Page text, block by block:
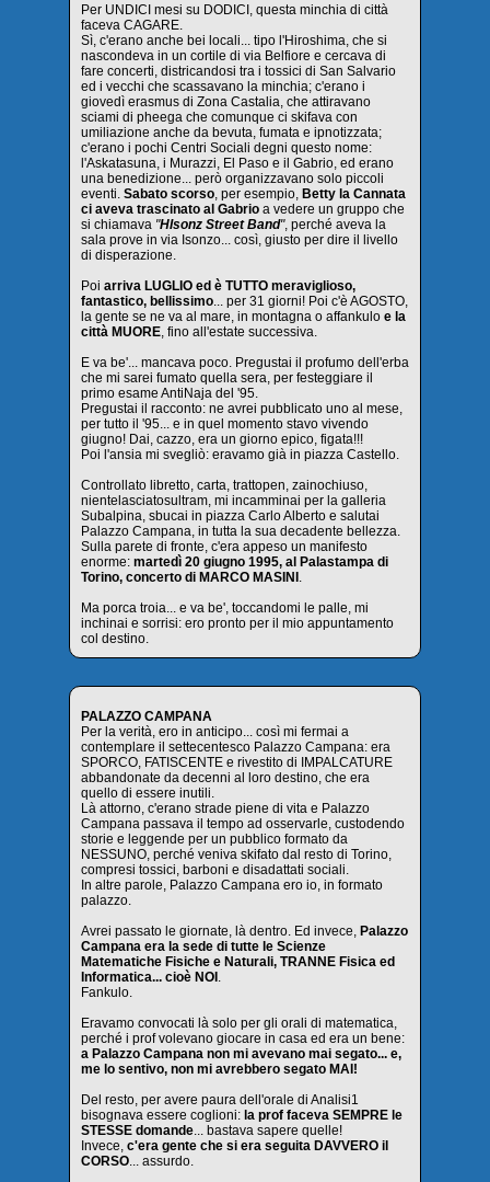
Per UNDICI mesi su DODICI, questa minchia di città
faceva CAGARE.
Sì, c'erano anche bei locali... tipo l'Hiroshima, che si
nascondeva in un cortile di via Belfiore e cercava di
fare concerti, districandosi tra i tossici di San Salvario
ed i vecchi che scassavano la minchia; c'erano i
giovedì erasmus di Zona Castalia, che attiravano
sciami di pheega che comunque ci skifava con
umiliazione anche da bevuta, fumata e ipnotizzata;
c'erano i pochi Centri Sociali degni questo nome:
l'Askatasuna, i Murazzi, El Paso e il Gabrio, ed erano
una benedizione... però organizzavano solo piccoli
eventi. Sabato scorso , per esempio, Betty la Cannata
ci aveva trascinato al Gabrio a vedere un gruppo che
si chiamava "HIsonz Street Band", perché aveva la
sala prove in via Isonzo... così, giusto per dire il livello
di disperazione.
Poi arriva LUGLIO ed è TUTTO meraviglioso,
fantastico, bellissimo ... per 31 giorni! Poi c'è AGOSTO,
la gente se ne va al mare, in montagna o affankulo e la
città MUORE , fino all'estate successiva.
E va be'... mancava poco. Pregustai il profumo dell'erba
che mi sarei fumato quella sera, per festeggiare il
primo esame AntiNaja del '95.
Pregustai il racconto: ne avrei pubblicato uno al mese,
per tutto il '95... e in quel momento stavo vivendo
giugno! Dai, cazzo, era un giorno epico, figata!!!
Poi l'ansia mi svegliò: eravamo già in piazza Castello.
Controllato libretto, carta, trattopen, zainochiuso,
nientelasciatosultram, mi incamminai per la galleria
Subalpina, sbucai in piazza Carlo Alberto e salutai
Palazzo Campana, in tutta la sua decadente bellezza.
Sulla parete di fronte, c'era appeso un manifesto
enorme: martedì 20 giugno 1995, al Palastampa di
Torino, concerto di MARCO MASINI
Ma porca troia... e va be', toccandomi le palle, mi
inchinai e sorrisi: ero pronto per il mio appuntamento
col destino.
PALAZZO CAMPANA
Per la verità, ero in anticipo... così mi fermai a
contemplare il settecentesco Palazzo Campana: era
SPORCO, FATISCENTE e rivestito di IMPALCATURE
abbandonate da decenni al loro destino, che era
quello di essere inutili.
Là attorno, c'erano strade piene di vita e Palazzo
Campana passava il tempo ad osservarle, custodendo
storie e leggende per un pubblico formato da
NESSUNO, perché veniva skifato dal resto di Torino,
compresi tossici, barboni e disadattati sociali.
In altre parole, Palazzo Campana ero io, in formato
palazzo.
Avrei passato le giornate, là dentro. Ed invece, Palazzo
Campana era la sede di tutte le Scienze
Matematiche Fisiche e Naturali, TRANNE Fisica ed
Informatica... cioè NOI
Fankulo.
Eravamo convocati là solo per gli orali di matematica,
perché i prof volevano giocare in casa ed era un bene:
a Palazzo Campana non mi avevano mai segato... e,
me lo sentivo, non mi avrebbero segato MAI!
Del resto, per avere paura dell'orale di Analisi1
bisognava essere coglioni: la prof faceva SEMPRE le
STESSE domande ... bastava sapere quelle!
Invece, c'era gente che si era seguita DAVVERO il
CORSO ... assurdo.